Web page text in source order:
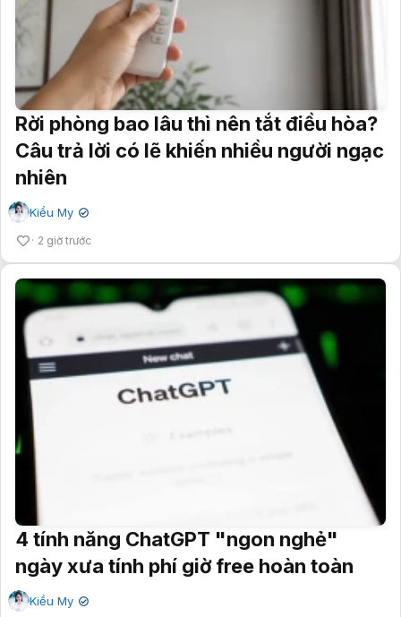
Rời phòng bao lâu thì nên tắt điều hòa?
Câu trả lời có lẽ khiến nhiều người ngạc
nhiên
Kiều My ✔
2 giờ trước
4 tính năng ChatGPT "ngon nghẻ"
ngày xưa tính phí giờ free hoàn toàn
Kiều My ✔